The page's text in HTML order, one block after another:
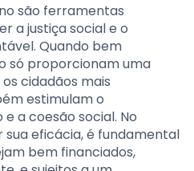
são ferramentas
a justiça social e o
Quando bem
só proporcionam uma
cidadãos mais
estimulam o
a coesão social. No
eficácia, é fundamental
bem financiados,